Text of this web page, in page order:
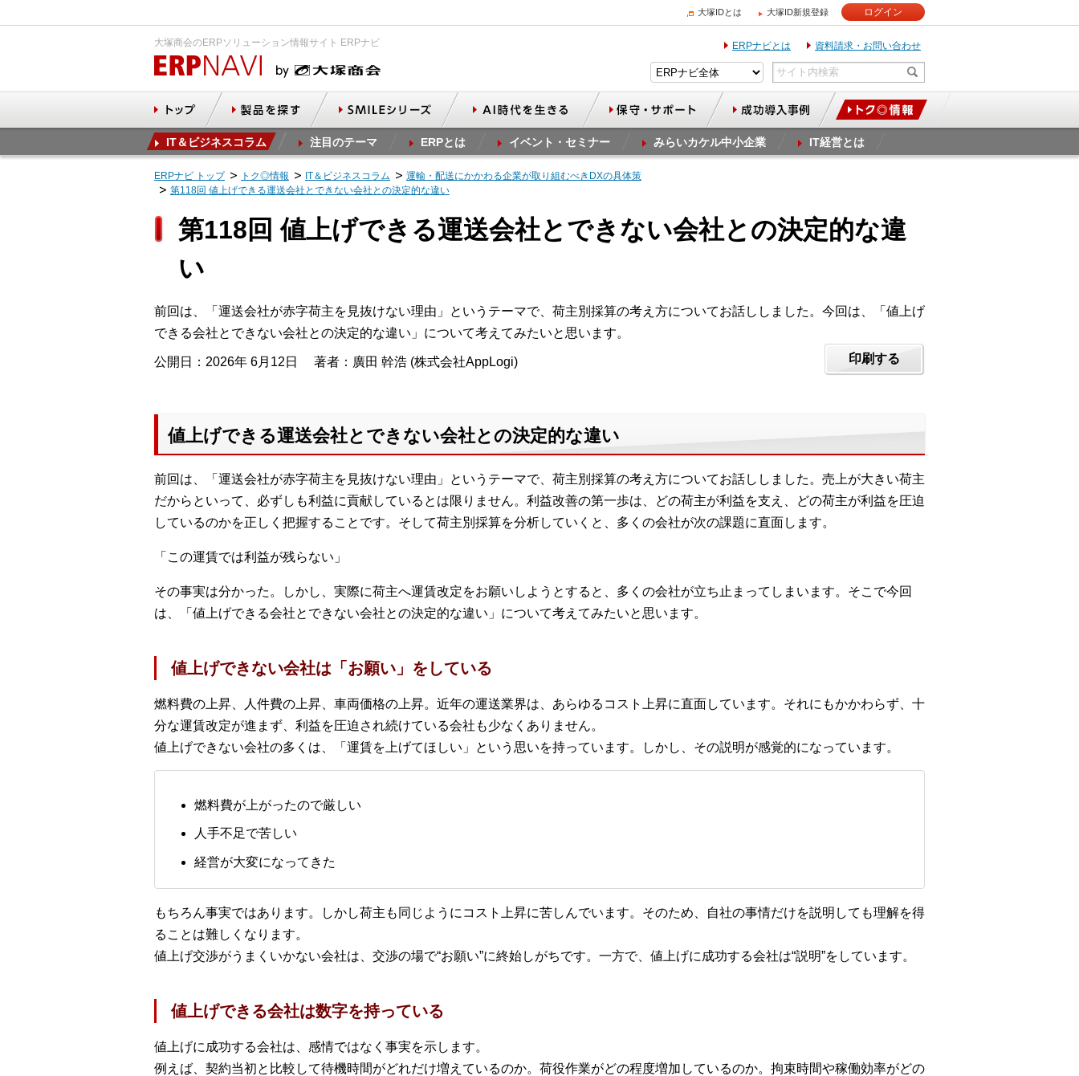
大塚IDとは 大塚ID新規登録 ログイン
大塚商会のERPソリューション情報サイト ERPナビ ERPナビとは 資料請求・お問い合わせ
IT＆ビジネスコラム 注目のテーマ ERPとは イベント・セミナー みらいカケル中小企業 IT経営とは
ERPナビ トップ トク◎情報 IT＆ビジネスコラム
運輸・配送にかかわる企業が取り組むべきDXの具体策
第118回 値上げできる運送会社とできない会社との決定的な違い
第118回 値上げできる運送会社とできない会社との決定的な違
い
前回は、「運送会社が赤字荷主を見抜けない理由」というテーマで、荷主別採算の考え方についてお話ししました。今回は、「値上げ
できる会社とできない会社との決定的な違い」について考えてみたいと思います。
公開日：2026年 6月12日 著者：廣田 幹浩 (株式会社AppLogi) 印刷する
値上げできる運送会社とできない会社との決定的な違い
前回は、「運送会社が赤字荷主を見抜けない理由」というテーマで、荷主別採算の考え方についてお話ししました。売上が大きい荷主
だからといって、必ずしも利益に貢献しているとは限りません。利益改善の第一歩は、どの荷主が利益を支え、どの荷主が利益を圧迫
しているのかを正しく把握することです。そして荷主別採算を分析していくと、多くの会社が次の課題に直面します。
「この運賃では利益が残らない」
その事実は分かった。しかし、実際に荷主へ運賃改定をお願いしようとすると、多くの会社が立ち止まってしまいます。そこで今回
は、「値上げできる会社とできない会社との決定的な違い」について考えてみたいと思います。
値上げできない会社は「お願い」をしている
燃料費の上昇、人件費の上昇、車両価格の上昇。近年の運送業界は、あらゆるコスト上昇に直面しています。それにもかかわらず、十
分な運賃改定が進まず、利益を圧迫され続けている会社も少なくありません。
値上げできない会社の多くは、「運賃を上げてほしい」という思いを持っています。しかし、その説明が感覚的になっています。
燃料費が上がったので厳しい
人手不足で苦しい
経営が大変になってきた
もちろん事実ではあります。しかし荷主も同じようにコスト上昇に苦しんでいます。そのため、自社の事情だけを説明しても理解を得
ることは難しくなります。
値上げ交渉がうまくいかない会社は、交渉の場で“お願い”に終始しがちです。一方で、値上げに成功する会社は“説明”をしています。
値上げできる会社は数字を持っている
値上げに成功する会社は、感情ではなく事実を示します。
例えば、契約当初と比較して待機時間がどれだけ増えているのか。荷役作業がどの程度増加しているのか。拘束時間や稼働効率がどの